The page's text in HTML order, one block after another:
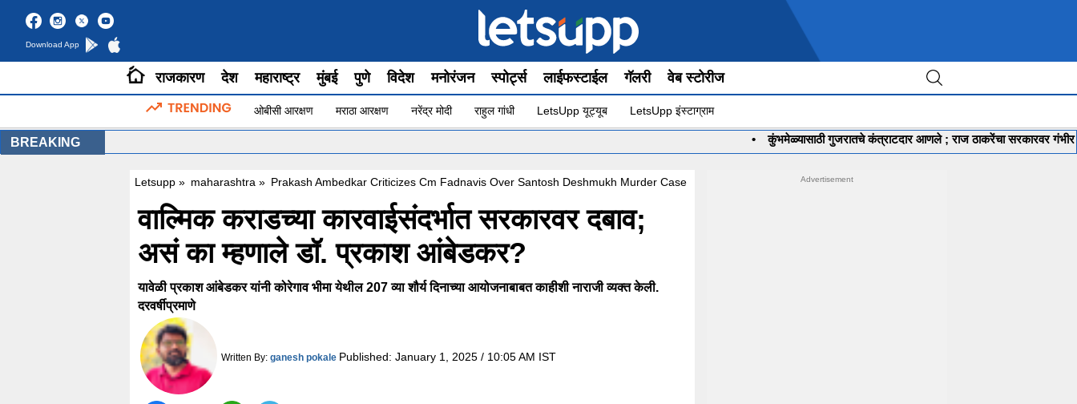
Download App
राजकारण देश महाराष्ट्र मुंबई पुणे विदेश मनोरंजन स्पोर्ट्स लाईफस्टाईल गॅलरी वेब स्टोरीज
ओबीसी आरक्षण मराठा आरक्षण नरेंद्र मोदी राहुल गांधी LetsUpp यूट्यूब LetsUpp इंस्टाग्राम
BREAKING कुंभमेळ्यासाठी गुजरातचे कंत्राटदार आणले ; राज ठाकरेंचा सरकारवर गंभीर आरोप •
Letsupp » maharashtra » Prakash Ambedkar Criticizes Cm Fadnavis Over Santosh Deshmukh Murder Case
वाल्मिक कराडच्या कारवाईसंदर्भात सरकारवर दबाव;
असं का म्हणाले डॉ. प्रकाश आंबेडकर?
यावेळी प्रकाश आंबेडकर यांनी कोरेगाव भीमा येथील 207 व्या शौर्य दिनाच्या आयोजनाबाबत काहीशी नाराजी व्यक्त केली.
दरवर्षीप्रमाणे
Written By: ganesh pokale Published: January 1, 2025 / 10:05 AM IST